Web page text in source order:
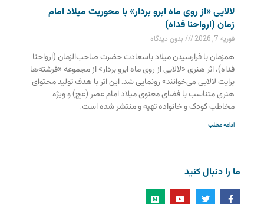
لالایی «از روی ماه ابرو بردار» با محوریت میلاد امام
زمان (ارواحنا فداه)
فوریه 7, 2026
بدون دیدگاه
همزمان با فرارسیدن میلاد باسعادت حضرت صاحب‌الزمان (ارواحنا
فداه)، اثر هنری «لالایی از روی ماه ابرو بردار» از مجموعه «فرشته‌ها
برایت لالایی می‌خوانند» رونمایی شد. این اثر با هدف تولید محتوای
هنری متناسب با فضای معنوی میلاد امام عصر (عج) و ویژه
مخاطب کودک و خانواده تهیه و منتشر شده است.
ادامه مطلب
ما را دنبال کنید